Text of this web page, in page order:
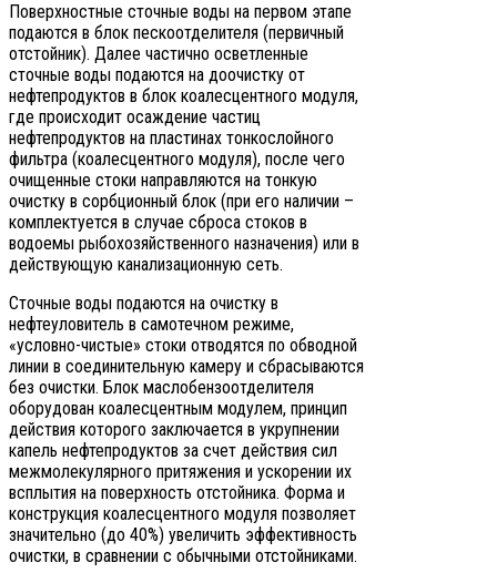
Поверхностные сточные воды на первом этапе
подаются в блок пескоотделителя (первичный
отстойник). Далее частично осветленные
сточные воды подаются на доочистку от
нефтепродуктов в блок коалесцентного модуля,
где происходит осаждение частиц
нефтепродуктов на пластинах тонкослойного
фильтра (коалесцентного модуля), после чего
очищенные стоки направляются на тонкую
очистку в сорбционный блок (при его наличии –
комплектуется в случае сброса стоков в
водоемы рыбохозяйственного назначения) или в
действующую канализационную сеть.
Сточные воды подаются на очистку в
нефтеуловитель в самотечном режиме,
«условно-чистые» стоки отводятся по обводной
линии в соединительную камеру и сбрасываются
без очистки. Блок маслобензоотделителя
оборудован коалесцентным модулем, принцип
действия которого заключается в укрупнении
капель нефтепродуктов за счет действия сил
межмолекулярного притяжения и ускорении их
всплытия на поверхность отстойника. Форма и
конструкция коалесцентного модуля позволяет
значительно (до 40%) увеличить эффективность
очистки, в сравнении с обычными отстойниками.